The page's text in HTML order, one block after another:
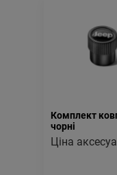
Комплект
чорні
Ціна